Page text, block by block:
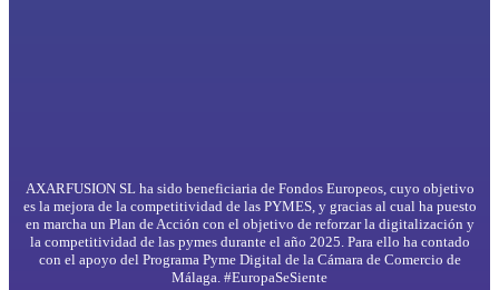
AXARFUSION SL ha sido beneficiaria de Fondos Europeos, cuyo objetivo
es la mejora de la competitividad de las PYMES, y gracias al cual ha puesto
en marcha un Plan de Acción con el objetivo de reforzar la digitalización y
la competitividad de las pymes durante el año 2025. Para ello ha contado
con el apoyo del Programa Pyme Digital de la Cámara de Comercio de
Málaga. #EuropaSeSiente